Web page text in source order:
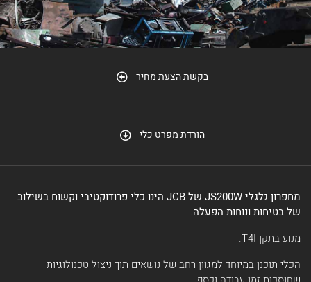
בקשת הצעת מחיר
הורדת מפרט כלי
מחפרון גלגלי JS200W של JCB הינו כלי פרודוקטיבי וקשוח בשילוב
של בטיחות ונוחות הפעלה.
מנוע בתקן T4I
.
הכלי תוכנן במיוחד למגוון רחב של נושאים תוך ניצול טכנולוגיות